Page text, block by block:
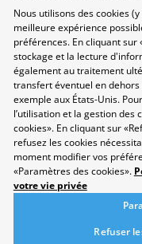
Protection des données
Disclaimer
Contact
Paramètres des cookies
Développement durable
Salon
Domaines
Nous utilisons des cookies
meilleure expérience
préférences. En cliquant sur
stockage et la lecture
également au traitement
transfert éventuel en dehors
exemple aux États-Unis.
l’utilisation et la gestion des
cookies». En cliquant sur
refusez les cookies
moment modifier vos
«Paramètres des cookies».
votre vie privée
Refuser